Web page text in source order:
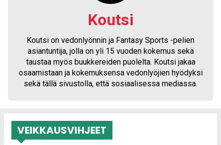
Koutsi
Koutsi on vedonlyönnin ja Fantasy Sports -pelien
asiantuntija, jolla on yli 15 vuoden kokemus sekä
taustaa myös buukkereiden puolelta. Koutsi jakaa
osaamistaan ja kokemuksensa vedonlyöjien hyödyksi
sekä tällä sivustolla, että sosiaalisessa mediassa.
VEIKKAUSVIHJEET